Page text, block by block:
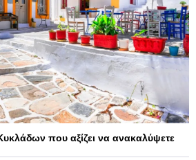
που αξίζει να ανακαλύψετε